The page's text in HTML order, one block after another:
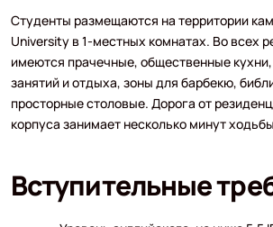
Студенты размещаются на территории
University в 1-местных комнатах. Во всех
имеются прачечные, общественные
занятий и отдыха, зоны для барбекю,
просторные столовые. Дорога от
корпуса занимает несколько минут
Вступительные